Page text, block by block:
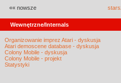
«« nowsze
Wewnętrzne/Internals
Organizowanie imprez Atari - dyskusja
Atari demoscene database - dyskusja
Colony Mobile - dyskusja
Colony Mobile - projekt
Statystyki